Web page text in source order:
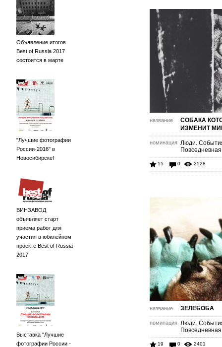
Объявление итогов
Best of Russia 2017
состоится в марте
"Лучшие фотографии
России-2016" в
Новосибирске!
ВИНЗАВОД
объявляет старт
приема работ для
участия в юбилейном
проекте Best of Russia
2017
Выставка "Лучшие
фотографии России -
название
СОБАКА
ИЗМЕНИТ
номинация Люди.
15 0 2528
название ЗЕЛЕБОБА
номинация Люди.
19 0 2401